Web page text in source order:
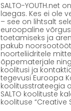
SALTO-YOUTH.net
laegas. Kes ei ole
– see on lihtsalt
euroopaline
toetamiseks ja
pakub
noorteliidritele
õppematerjale
koolitusi ja
tegevusi Euroopa
koolitusstrateegia
SALTO koolituste
koolituse “Creative